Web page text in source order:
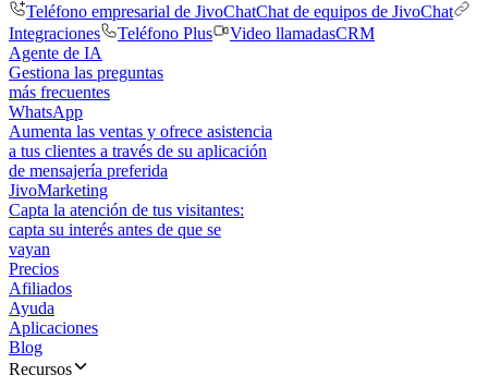
Teléfono empresarial de JivoChatChat de equipos de JivoChat
Integraciones
Teléfono Plus Video llamadasCRM
Agente de IA
Gestiona las preguntas
más frecuentes
WhatsApp
Aumenta las ventas y ofrece asistencia
a tus clientes a través de su aplicación
de mensajería preferida
JivoMarketing
Capta la atención de tus visitantes:
capta su interés antes de que se
vayan
Precios
Afiliados
Ayuda
Aplicaciones
Blog
Recursos